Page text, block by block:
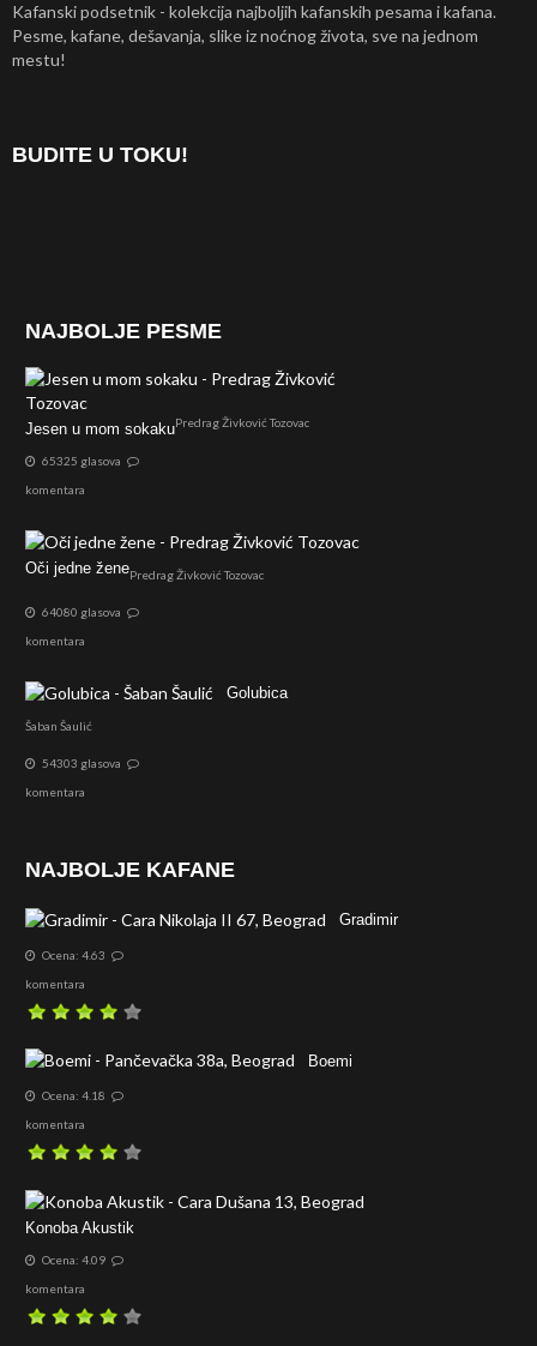
Kafanski podsetnik - kolekcija najboljih kafanskih pesama i kafana.
Pesme, kafane, dešavanja, slike iz noćnog života, sve na jednom
mestu!
BUDITE U TOKU!
NAJBOLJE PESME
Jesen u mom sokakuPredrag Živković Tozovac
65325 glasova
komentara
Oči jedne ženePredrag Živković Tozovac
64080 glasova
komentara
Golubica
Šaban Šaulić
54303 glasova
komentara
NAJBOLJE KAFANE
Gradimir
Ocena: 4.63
komentara
Boemi
Ocena: 4.18
komentara
Konoba Akustik
Ocena: 4.09
komentara